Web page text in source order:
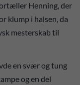
Henning, der
klump i halsen, da
mesterskab til
en svær og tung
og en del